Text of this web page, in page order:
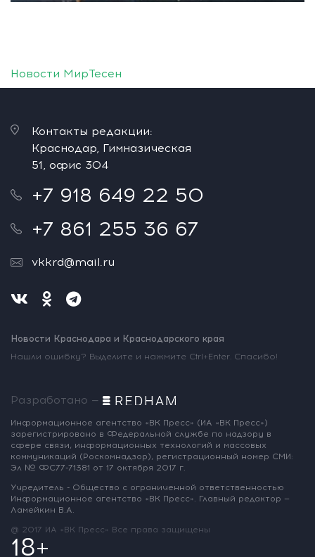
Новости МирТесен
Контакты редакции:
Краснодар, Гимназическая
51, офис 304
+7 918 649 22 50
+7 861 255 36 67
vkkrd@mail.ru
Новости Краснодара и Краснодарского края
Нашли ошибку? Выделите и нажмите Ctrl+Enter. Спасибо!
Разработано —
Информационное агентство «ВК Пресс» (ИА «ВК Пресс»)
зарегистрировано в Федеральной службе по надзору в
сфере связи, информационных технологий и массовых
коммуникаций (Роскомнадзор), регистрационный номер СМИ:
Эл № ФС77-71381 от 17 октября 2017 г.
Учредитель - Общество с ограниченной ответственностью
Информационное агентство «ВК Пресс». Главный редактор —
Ламейкин В.А.
@ 2017 ИА «ВК Пресс» Все права защищены
18+